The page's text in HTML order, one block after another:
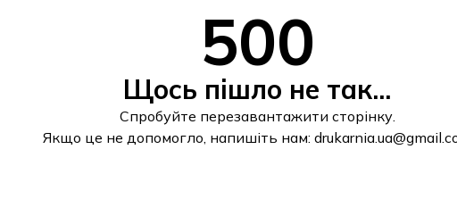
500
Щось пішло не так...
Спробуйте перезавантажити сторінку.
Якщо це не допомогло, напишіть нам: